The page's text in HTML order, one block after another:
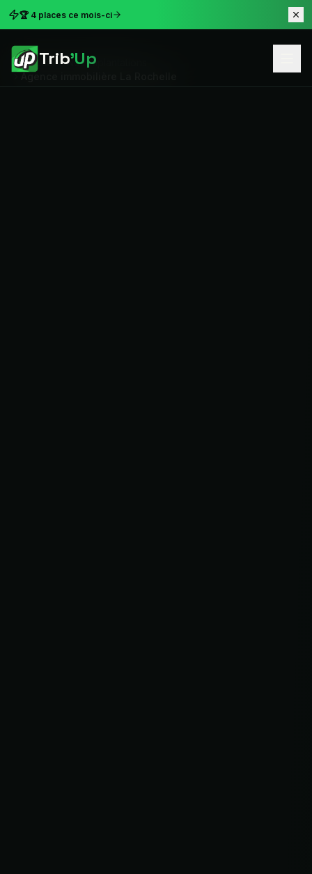
🏆 4 places ce mois-ci
Trib'Up
Accueil
Nos implantations
Agence immobilière La Rochelle